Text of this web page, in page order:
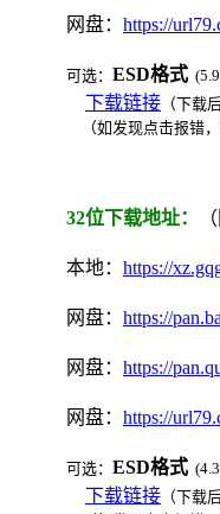
网盘： https://
可选： ESD格式
下载链接 （下载
（如发现点击报错，请
32位下载地址：
本地： https://
网盘： https://
网盘： https://
网盘： https://
可选： ESD格式
下载链接 （下载